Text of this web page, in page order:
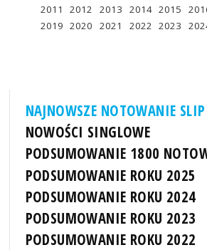
2011
2012 2013 2014 2015
2019 2020 2021 2022 2023
NAJNOWSZE NOTOWANIE SLIP
NOWOŚCI SINGLOWE
PODSUMOWANIE 1800
PODSUMOWANIE ROKU 2025
PODSUMOWANIE ROKU 2024
PODSUMOWANIE ROKU 2023
PODSUMOWANIE ROKU 2022